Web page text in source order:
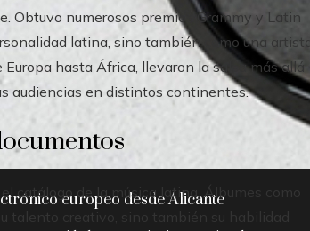
europeo desde Alicante
Obtuvo numerosos premios Grammy y Latin
latina, sino también como una artista
hasta África, llevaron la salsa más allá
audiencias en distintos continentes.
catálogo de la música latina. Álbumes como
talento creativo, sino también su habilidad